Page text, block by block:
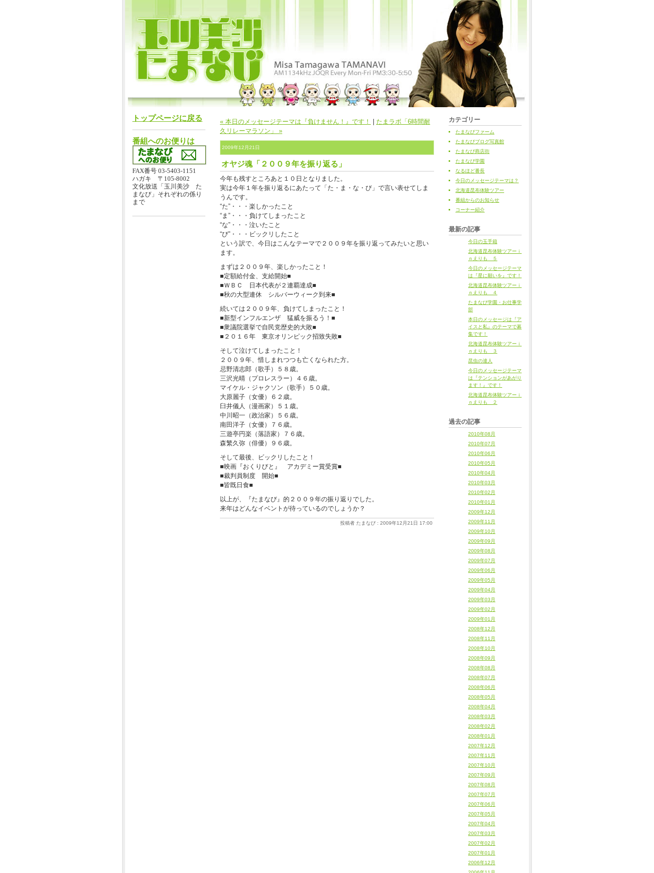
トップページに戻る
番組へのお便りは
FAX番号 03-5403-1151
ハガキ 〒105-8002
文化放送「玉川美沙 た
まなび」それぞれの係り
まで
« 本日のメッセージテーマは『負けません！』です！
たまラボ「6時間耐
久リレーマラソン」 »
2009年12月21日
オヤジ魂「２００９年を振り返る」
今年も残すところあと１０日となりました。
実は今年１年を振り返るにあたって「た・ま・な・び」で言い表せてしま
うんです。
“た”・・・楽しかったこと
“ま”・・・負けてしまったこと
“な”・・・泣いたこと
“び”・・・ビックリしたこと
という訳で、今日はこんなテーマで２００９年を振り返ってみたいと思い
ます。
まずは２００９年、楽しかったこと！
■定額給付金、支給開始■
■ＷＢＣ 日本代表が２連覇達成■
■秋の大型連休 シルバーウィーク到来■
続いては２００９年、負けてしまったこと！
■新型インフルエンザ 猛威を振るう！■
■衆議院選挙で自民党歴史的大敗■
■２０１６年 東京オリンピック招致失敗■
そして泣けてしまったこと！
２００９年、惜しまれつつも亡くなられた方。
忌野清志郎（歌手）５８歳。
三沢光晴（プロレスラー）４６歳。
マイケル・ジャクソン（歌手）５０歳。
大原麗子（女優）６２歳。
臼井儀人（漫画家）５１歳。
中川昭一（政治家）５６歳。
南田洋子（女優）７６歳。
三遊亭円楽（落語家）７６歳。
森繁久弥（俳優）９６歳。
そして最後、ビックリしたこと！
■映画『おくりびと』 アカデミー賞受賞■
■裁判員制度 開始■
■皆既日食■
以上が、『たまなび』的２００９年の振り返りでした。
来年はどんなイベントが待っているのでしょうか？
投稿者 たまなび : 2009年12月21日 17:00
カテゴリー
たまなびファーム
たまなびブログ写真館
たまなび商店街
たまなび学園
なるほど番長
今日のメッセージテーマは？
北海道昆布体験ツアー
番組からのお知らせ
コーナー紹介
最新の記事
今日の玉手箱
北海道昆布体験ツアーｉ
ｎえりも ５
今日のメッセージテーマ
は『星に願いを』です！
北海道昆布体験ツアーｉ
ｎえりも ４
たまなび学園・お仕事学
部
本日のメッセージは『ア
イスと私』のテーマで募
集です！
北海道昆布体験ツアーｉ
ｎえりも ３
昆虫の達人
今日のメッセージテーマ
は『テンションがあがり
ます！』です！
北海道昆布体験ツアーｉ
ｎえりも ２
過去の記事
2010年08月
2010年07月
2010年06月
2010年05月
2010年04月
2010年03月
2010年02月
2010年01月
2009年12月
2009年11月
2009年10月
2009年09月
2009年08月
2009年07月
2009年06月
2009年05月
2009年04月
2009年03月
2009年02月
2009年01月
2008年12月
2008年11月
2008年10月
2008年09月
2008年08月
2008年07月
2008年06月
2008年05月
2008年04月
2008年03月
2008年02月
2008年01月
2007年12月
2007年11月
2007年10月
2007年09月
2007年08月
2007年07月
2007年06月
2007年05月
2007年04月
2007年03月
2007年02月
2007年01月
2006年12月